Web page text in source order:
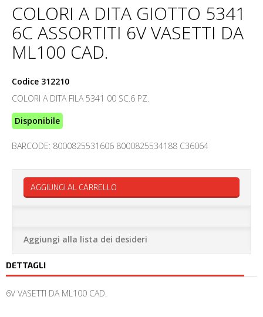
COLORI A DITA GIOTTO 5341
6C ASSORTITI 6V VASETTI DA
ML100 CAD.
Codice 312210
COLORI A DITA FILA 5341 00 SC.6 PZ.
Disponibile
BARCODE: 8000825531606 8000825534188 C36064
AGGIUNGI AL CARRELLO
Aggiungi alla lista dei desideri
DETTAGLI
6V VASETTI DA ML100 CAD.